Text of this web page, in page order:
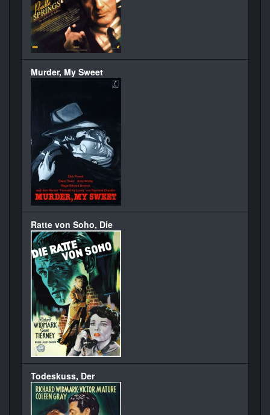
Murder, My Sweet
Ratte von Soho, Die
Todeskuss, Der